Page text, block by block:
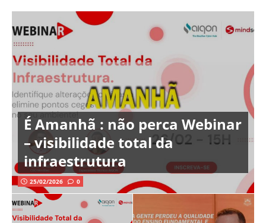
É Amanhã : não perca Webinar
– visibilidade total da
infraestrutura
25/02/2026 0